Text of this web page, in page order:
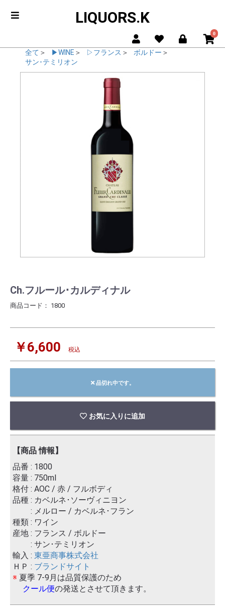
LIQUORS.K
0
全て ＞ ▶WINE ＞ ▷フランス ＞ ボルドー ＞
サン･テミリオン
Ch.フルール･カルディナル
商品コード： 1800
￥6,600 税込
品切れ中です。
お気に入りに追加
【商品 情報】
品番 : 1800
容量 : 750ml
格付 : AOC / 赤 / フルボディ
品種 : カベルネ･ソーヴィニヨン
: メルロー / カベルネ･フラン
種類 : ワイン
産地 : フランス / ボルドー
: サン･テミリオン
輸入 : 東亜商事株式会社
ＨＰ : ブランドサイト
※ 夏季 7-9月は品質保護のため
クール便の発送とさせて頂きます。